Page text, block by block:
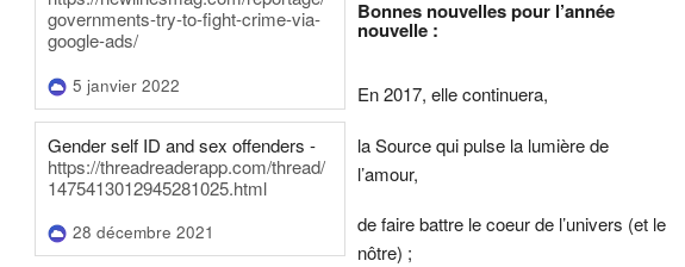
governments-try-to-fight-crime-via-
google-ads/
5 janvier 2022
Gender self ID and sex offenders -
https://threadreaderapp.com/thread/
1475413012945281025.html
28 décembre 2021
Bonnes nouvelles pour l’année
nouvelle :
En 2017, elle continuera,
la Source qui pulse la lumière de
l’amour,
de faire battre le coeur de l’univers (et le
nôtre) ;